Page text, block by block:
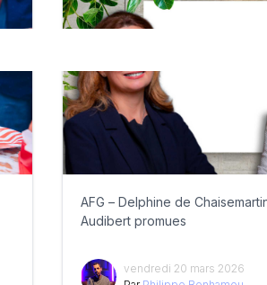
AFG – Delphine de
Audibert promues
vendredi 20 mars 2026